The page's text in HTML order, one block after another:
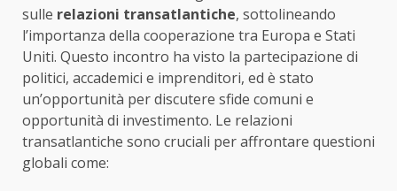
sulle relazioni transatlantiche, sottolineando
l’importanza della cooperazione tra Europa e Stati
Uniti. Questo incontro ha visto la partecipazione di
politici, accademici e imprenditori, ed è stato
un’opportunità per discutere sfide comuni e
opportunità di investimento. Le relazioni
transatlantiche sono cruciali per affrontare questioni
globali come: